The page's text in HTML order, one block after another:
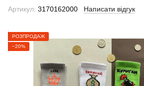
Артикул: 3170162000 Написати відгук
РОЗПРОДАЖ
−20%